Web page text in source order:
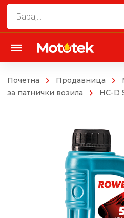
Почетна Продавница
за патнички возила
HC-D